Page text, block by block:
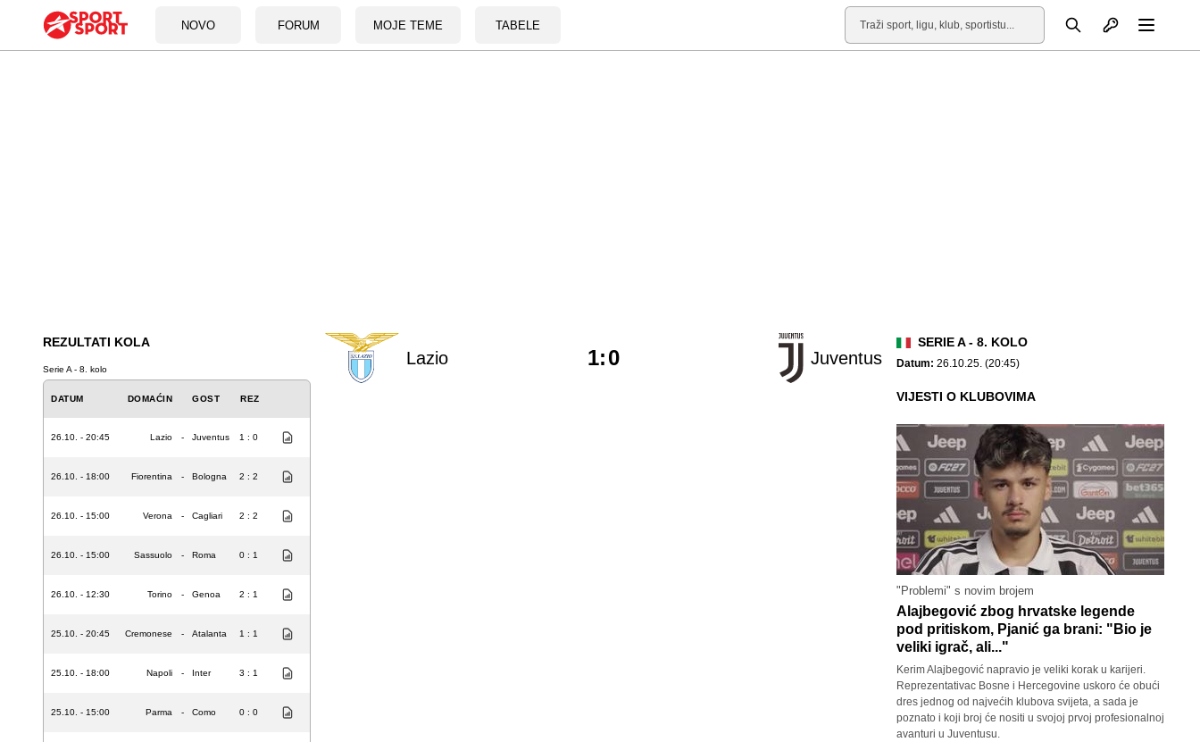
NOVO FORUM MOJE TEME TABELE
Pretraga Otvori profil
REZULTATI KOLA
Serie A - 8. kolo
DATUM DOMAĆIN GOST REZ
26.10. - 20:45 Lazio - Juventus 1 : 0
26.10. - 18:00 Fiorentina - Bologna 2 : 2
26.10. - 15:00 Verona - Cagliari 2 : 2
26.10. - 15:00 Sassuolo - Roma 0 : 1
26.10. - 12:30 Torino - Genoa 2 : 1
25.10. - 20:45 Cremonese - Atalanta 1 : 1
25.10. - 18:00 Napoli - Inter 3 : 1
25.10. - 15:00 Parma - Como 0 : 0
Lazio Juventus
1:0
SERIE A - 8. KOLO
Datum: 26.10.25. (20:45)
VIJESTI O KLUBOVIMA
"Problemi" s novim brojem
Alajbegović zbog hrvatske legende
pod pritiskom, Pjanić ga brani: "Bio je
veliki igrač, ali..."
Kerim Alajbegović napravio je veliki korak u karijeri.
Reprezentativac Bosne i Hercegovine uskoro će obući
dres jednog od najvećih klubova svijeta, a sada je
poznato i koji broj će nositi u svojoj prvoj profesionalnoj
avanturi u Juventusu.